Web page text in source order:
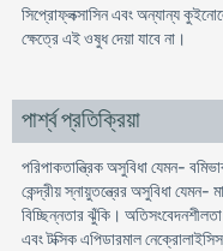
সিপ্রোফ্লক্সাসিন এবং অন্যান্য
ক্ষেত্রে এই ওষুধ দেয়া যাবে না।
পার্শ্ব প্রতিক্রিয়া
পরিপাকতান্ত্রিক অসুবিধা যেমন-
কেন্দ্রীয় স্নায়ুতন্ত্রের অসুবিধা যেমন-
বিচ্ছিন্নতার ঝুঁকি।
এবং টক্সিক এপিডারমাল